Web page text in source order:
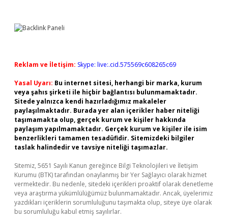
Reklam ve İletişim: Skype: live:.cid.575569c608265c69
Yasal Uyarı: Bu internet sitesi, herhangi bir marka, kurum
veya şahıs şirketi ile hiçbir bağlantısı bulunmamaktadır.
Sitede yalnızca kendi hazırladığımız makaleler
paylaşılmaktadır. Burada yer alan içerikler haber niteliği
taşımamakta olup, gerçek kurum ve kişiler hakkında
paylaşım yapılmamaktadır. Gerçek kurum ve kişiler ile isim
benzerlikleri tamamen tesadüfidir. Sitemizdeki bilgiler
taslak halindedir ve tavsiye niteliği taşımazlar.
Sitemiz, 5651 Sayılı Kanun gereğince Bilgi Teknolojileri ve İletişim
Kurumu (BTK) tarafından onaylanmış bir Yer Sağlayıcı olarak hizmet
vermektedir. Bu nedenle, sitedeki içerikleri proaktif olarak denetleme
veya araştırma yükümlülüğümüz bulunmamaktadır. Ancak, üyelerimiz
yazdıkları içeriklerin sorumluluğunu taşımakta olup, siteye üye olarak
bu sorumluluğu kabul etmiş sayılırlar.